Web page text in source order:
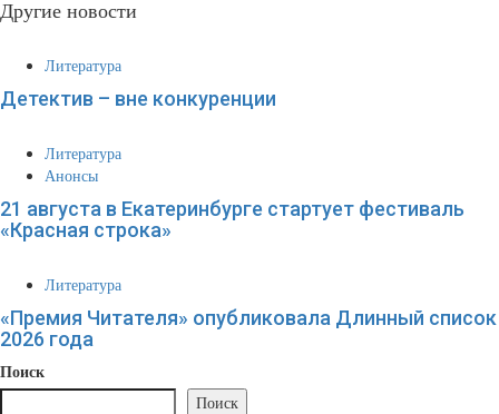
Другие новости
Литература
Детектив – вне конкуренции
Литература
Анонсы
21 августа в Екатеринбурге стартует фестиваль
«Красная строка»
Литература
«Премия Читателя» опубликовала Длинный список
2026 года
Поиск
Поиск